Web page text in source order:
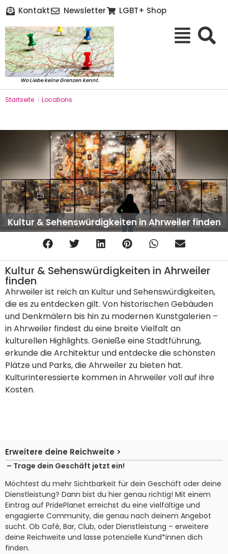
Kontakt Newsletter LGBT+ Shop
Wo Liebe keine Grenzen kennt.
Startseite | Locations
Kultur & Sehenswürdigkeiten in Ahrweiler finden
Kultur & Sehenswürdigkeiten in Ahrweiler
finden
Ahrweiler ist reich an Kultur und Sehenswürdigkeiten,
die es zu entdecken gilt. Von historischen Gebäuden
und Denkmälern bis hin zu modernen Kunstgalerien –
in Ahrweiler findest du eine breite Vielfalt an
kulturellen Highlights. Genieße eine Stadtführung,
erkunde die Architektur und entdecke die schönsten
Plätze und Parks, die Ahrweiler zu bieten hat.
Kulturinteressierte kommen in Ahrweiler voll auf ihre
Kosten.
Erweitere deine Reichweite >
– Trage dein Geschäft jetzt ein!
Möchtest du mehr Sichtbarkeit für dein Geschäft oder deine
Dienstleistung? Dann bist du hier genau richtig! Mit einem
Eintrag auf PridePlanet erreichst du eine vielfältige und
engagierte Community, die genau nach deinem Angebot
sucht. Ob Café, Bar, Club, oder Dienstleistung – erweitere
deine Reichweite und lasse potenzielle Kund*innen dich
finden.